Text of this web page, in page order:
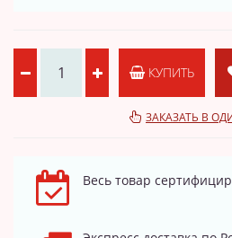
КУПИТЬ
ЗАКАЗАТЬ В
Весь товар